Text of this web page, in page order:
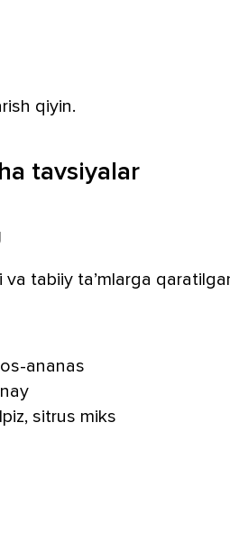
qiyin.
tavsiyalar
tabiiy ta’mlarga
ananas
sitrus miks